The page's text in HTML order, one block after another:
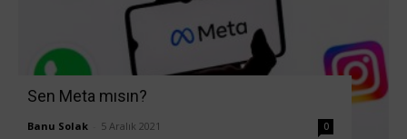
Sen Meta mısın?
Banu Solak 5 Aralık 2021 0